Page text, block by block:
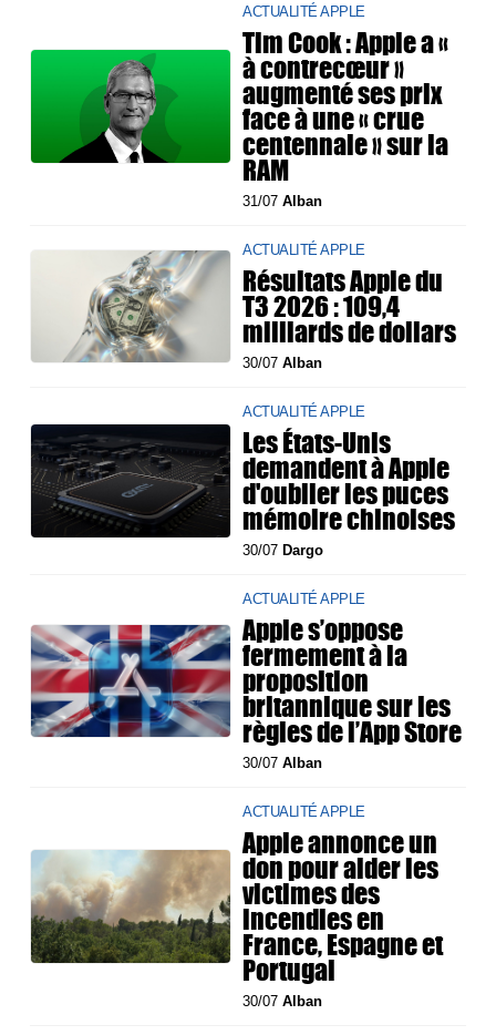
ACTUALITÉ APPLE
Tim Cook : Apple a «
à contrecœur »
augmenté ses prix
face à une « crue
centennale » sur la
RAM
31/07Alban
ACTUALITÉ APPLE
Résultats Apple du
T3 2026 : 109,4
milliards de dollars
30/07Alban
ACTUALITÉ APPLE
Les États-Unis
demandent à Apple
d'oublier les puces
mémoire chinoises
30/07 Dargo
ACTUALITÉ APPLE
Apple s’oppose
fermement à la
proposition
britannique sur les
règles de l’App Store
30/07Alban
ACTUALITÉ APPLE
Apple annonce un
don pour aider les
victimes des
incendies en
France, Espagne et
Portugal
30/07Alban